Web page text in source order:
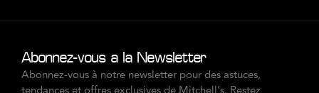
Abonnez-vous à la Newsletter
Abonnez-vous à notre newsletter pour des astuces,